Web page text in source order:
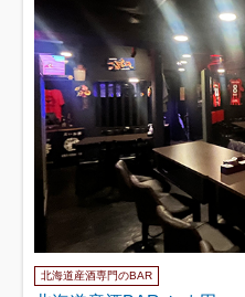
北海道産酒専門のBAR